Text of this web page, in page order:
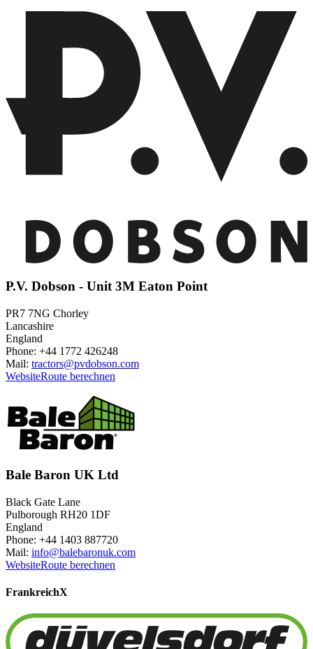
P.V. Dobson - Unit 3M Eaton Point
PR7 7NG Chorley
Lancashire
England
Phone: +44 1772 426248
Mail: tractors@pvdobson.com
WebsiteRoute berechnen
Bale Baron UK Ltd
Black Gate Lane
Pulborough RH20 1DF
England
Phone: +44 1403 887720
Mail: info@balebaronuk.com
WebsiteRoute berechnen
FrankreichX